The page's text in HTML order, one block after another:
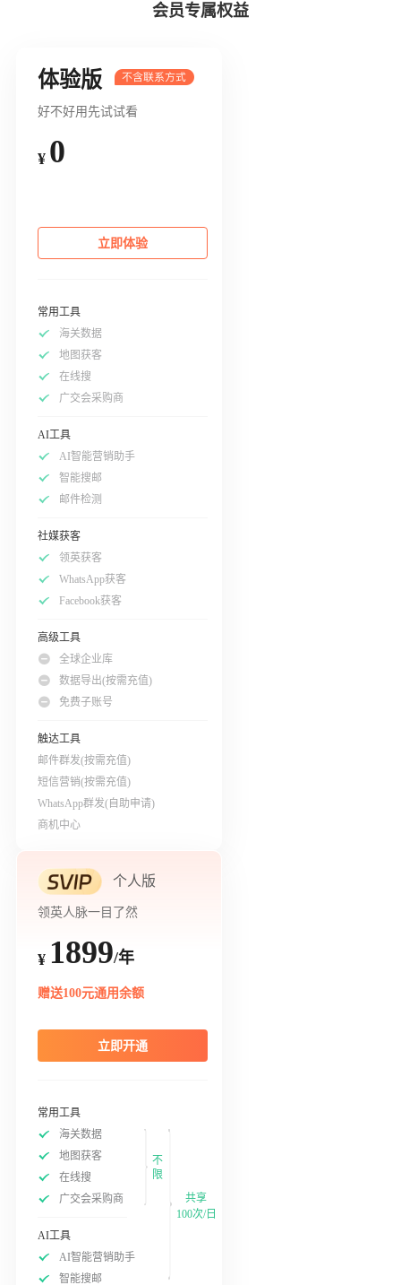
会员专属权益
体验版
好不好用先试试看
¥ 0
立即体验
常用工具
海关数据
地图获客
在线搜
广交会采购商
AI工具
AI智能营销助手
智能搜邮
邮件检测
社媒获客
领英获客
WhatsApp获客
Facebook获客
高级工具
全球企业库
数据导出(按需充值)
免费子账号
触达工具
邮件群发(按需充值)
短信营销(按需充值)
WhatsApp群发(自助申请)
商机中心
个人版
领英人脉一目了然
¥ 1899/年
赠送100元通用余额
立即开通
常用工具
海关数据
地图获客
在线搜
广交会采购商
不
限
AI工具
AI智能营销助手
智能搜邮
共享
100次/日